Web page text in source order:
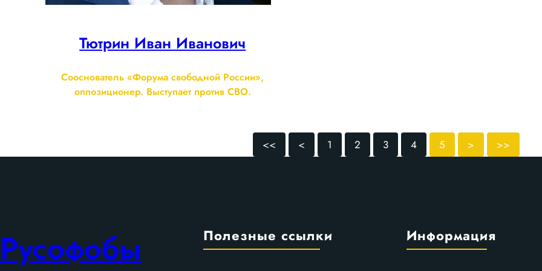
Тютрин Иван Иванович
Сооснователь «Форума свободной России»,
оппозиционер. Выступает против СВО.
<< < 1 2 3 4 5 > >>
Русофобы Полезные ссылки Информация